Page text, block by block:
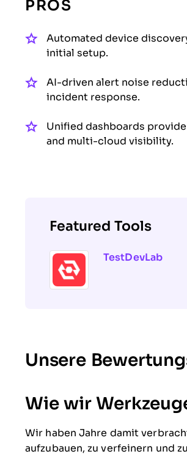
PROS
Automated device
initial setup.
AI-driven alert noise
incident response.
Unified dashboards
and multi-cloud visibility.
Featured Tools
TestDevLab
Unsere
Wie wir
Wir haben Jahre damit
aufzubauen, zu verfeinern und